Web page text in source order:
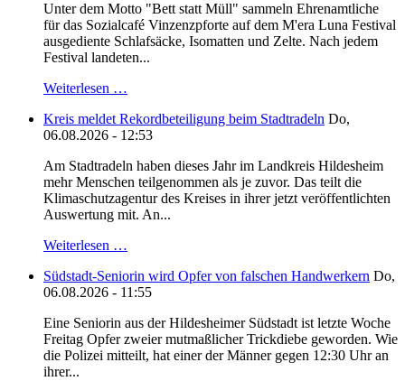
Unter dem Motto "Bett statt Müll" sammeln Ehrenamtliche
für das Sozialcafé Vinzenzpforte auf dem M'era Luna Festival
ausgediente Schlafsäcke, Isomatten und Zelte. Nach jedem
Festival landeten...
Weiterlesen …
Kreis meldet Rekordbeteiligung beim Stadtradeln Do,
06.08.2026 - 12:53
Am Stadtradeln haben dieses Jahr im Landkreis Hildesheim
mehr Menschen teilgenommen als je zuvor. Das teilt die
Klimaschutzagentur des Kreises in ihrer jetzt veröffentlichten
Auswertung mit. An...
Weiterlesen …
Südstadt-Seniorin wird Opfer von falschen Handwerkern Do,
06.08.2026 - 11:55
Eine Seniorin aus der Hildesheimer Südstadt ist letzte Woche
Freitag Opfer zweier mutmaßlicher Trickdiebe geworden. Wie
die Polizei mitteilt, hat einer der Männer gegen 12:30 Uhr an
ihrer...